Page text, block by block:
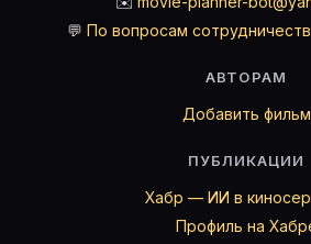
💬 По вопросам
АВТОРАМ
Добавить фильм
ПУБЛИКАЦИИ
Хабр — ИИ в
Профиль на